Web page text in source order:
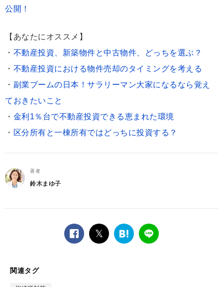
公開！
【あなたにオススメ】
・ 不動産投資、新築物件と中古物件、どっちを選ぶ？
・ 不動産投資における物件売却のタイミングを考える
・ 副業ブームの日本！サラリーマン大家になるなら覚え
ておきたいこと
・ 金利1％台で不動産投資できる恵まれた環境
・ 区分所有と一棟所有ではどっちに投資する？
著者
鈴木まゆ子
facebook
twitterは
LINE
関連タグ